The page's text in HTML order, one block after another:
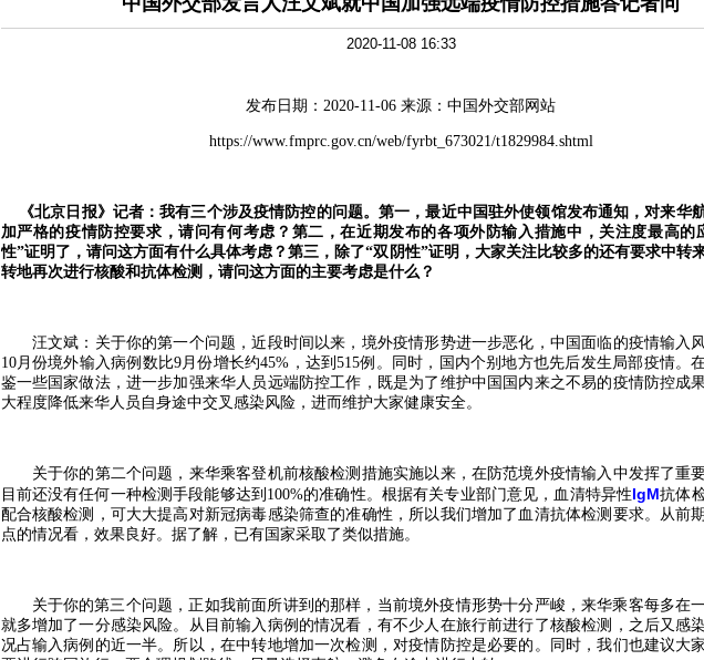
2020-11-08 16:33
发布日期： 2020-11-06 来源：中国外交部网站
https://www.fmprc.gov.cn/web/fyrbt_673021/t1829984.shtml
《北京日报》记者：我有三个涉及疫情防控的问题。第一，最近中国驻外使领馆发布通知，对来华
加严格的疫情防控要求，请问有何考虑？第二，在近期发布的各项外防输入措施中，关注度最高的
性”证明了，请问这方面有什么具体考虑？第三，除了“双阴性”证明，大家关注比较多的还有要求中转
转地再次进行核酸和抗体检测，请问这方面的主要考虑是什么？
汪文斌：关于你的第一个问题，近段时间以来，境外疫情形势进一步恶化，中国面临的疫情输入风
10月份境外输入病例数比9月份增长约45% ，达到515例。同时，国内个别地方也先后发生局部疫情。
鉴一些国家做法，进一步加强来华人员远端防控工作，既是为了维护中国国内来之不易的疫情防控成
大程度降低来华人员自身途中交叉感染风险，进而维护大家健康安全。
关于你的第二个问题，来华乘客登机前核酸检测措施实施以来，在防范境外疫情输入中发挥了重要
目前还没有任何一种检测手段能够达到 100%的准确性。根据有关专业部门意见，血清特异性IgM抗体
配合核酸检测，可大大提高对新冠病毒感染筛查的准确性，所以我们增加了血清抗体检测要求。从前
点的情况看，效果良好。据了解，已有国家采取了类似措施。
关于你的第三个问题，正如我前面所讲到的那样，当前境外疫情形势十分严峻，来华乘客每多在
就多增加了一分感染风险。从目前输入病例的情况看，有不少人在旅行前进行了核酸检测，之后又感
况占输入病例的近一半。所以，在中转地增加一次检测，对疫情防控是必要的。同时，我们也建议大